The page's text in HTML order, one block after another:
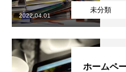
採用情報 – インフラエンジニア
採用情報 – WEBアプリエンジ
未分類
2022.04.01
ホームペ